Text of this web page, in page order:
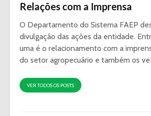
Relações com a Imprensa
O Departamento do Sistema FAEP
divulgação das ações da entidade.
uma é o relacionamento com a
do setor agropecuário e também os
VER TODOS OS POSTS